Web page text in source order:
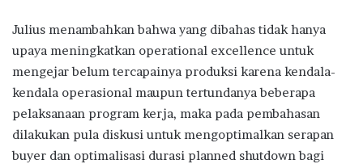
Julius menambahkan bahwa yang dibahas tidak hanya
upaya meningkatkan operational excellence untuk
mengejar belum tercapainya produksi karena kendala-
kendala operasional maupun tertundanya beberapa
pelaksanaan program kerja, maka pada pembahasan
dilakukan pula diskusi untuk mengoptimalkan serapan
buyer dan optimalisasi durasi planned shutdown bagi